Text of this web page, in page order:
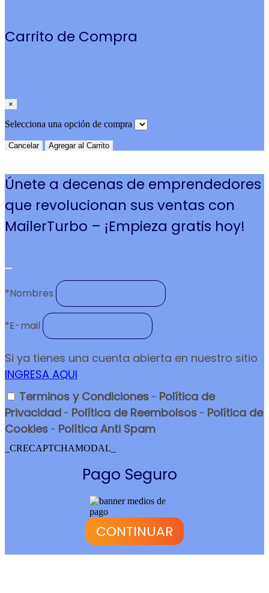
Carrito de Compra
×
Selecciona una opción de compra
Cancelar Agregar al Carrito
Únete a decenas de emprendedores
que revolucionan sus ventas con
MailerTurbo – ¡Empieza gratis hoy!
*Nombres
*E-mail
Si ya tienes una cuenta abierta en nuestro sitio
INGRESA AQUI
Terminos y Condiciones - Política de
Privacidad - Política de Reembolsos - Política de
Cookies - Política Anti Spam
_CRECAPTCHAMODAL_
Pago Seguro
CONTINUAR